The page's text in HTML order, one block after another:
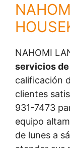
NAHOMI
servicios
calificación
clientes
931-7473
equipo
de lunes a